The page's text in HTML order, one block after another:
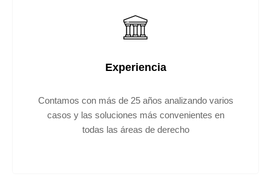
Experiencia
Contamos con más de 25 años analizando varios
casos y las soluciones más convenientes en
todas las áreas de derecho